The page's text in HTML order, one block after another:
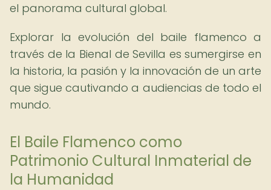
el panorama cultural global.
Explorar la evolución del baile flamenco a
través de la Bienal de Sevilla es sumergirse en
la historia, la pasión y la innovación de un arte
que sigue cautivando a audiencias de todo el
mundo.
El Baile Flamenco como
Patrimonio Cultural Inmaterial de
la Humanidad